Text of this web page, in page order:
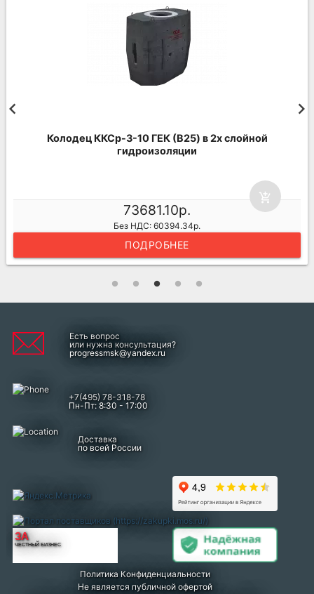
Колодец ККСр-3-10 ГЕК (B25) в 2х слойной
гидроизоляции
add_shopping_cart
73681.10р.
Без НДС: 60394.34р.
ПОДРОБНЕЕ
Есть вопрос
или нужна консультация?
progressmsk@yandex.ru
+7(495) 78-318-78
Пн-Пт: 8:30 - 17:00
Доставка
по всей России
ЗА
ЧЕСТНЫЙ БИЗНЕС
Политика Конфиденциальности
Не является публичной офертой